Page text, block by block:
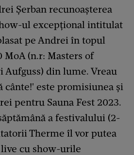
Șerban recunoașterea
ul excepțional intitulat
pe Andrei în topul
MoA (n.r: Masters of
Aufguss) din lume. Vreau
cânte!' este promisiunea și
pentru Sauna Fest 2023.
a festivalului (2-
Therme îl vor putea
cu show-urile